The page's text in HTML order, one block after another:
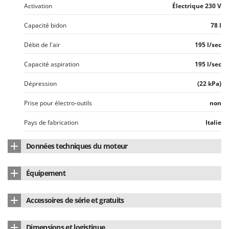
Oriental Koshin
Outdoorchef
Palazzetti
Palumbo Pavi
Partisani
Philips
Pramac
Prismafood
R
R.G.V.
Reber
Redback
Activation Électrique 230 V
Capacité bidon 78 l
Débit de l'air 195 l/sec
Capacité aspiration 195 l/sec
Dépression (22 kPa)
Prise pour électro-outils non
Pays de fabrication Italie
Données techniques du moteur
Marque du moteur Lavor
Type de moteur
Puissance nominale (W) 3600 W
Équipement
Secoueur filtre Avec inversion du flux
Accessoires de série et gratuits